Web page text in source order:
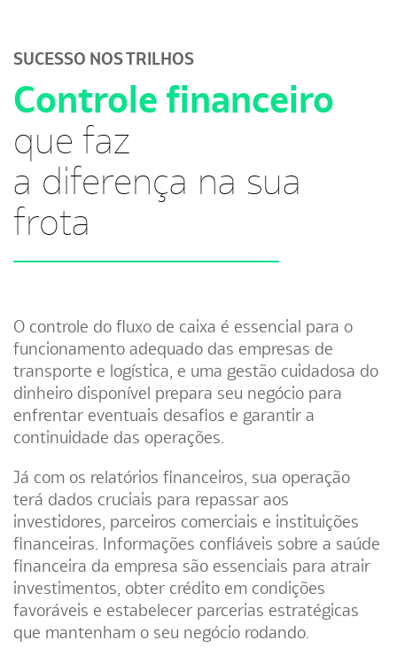
SUCESSO NOS TRILHOS
Controle financeiro
que faz
a diferença na sua
frota
O controle do fluxo de caixa é essencial para o
funcionamento adequado das empresas de
transporte e logística, e uma gestão cuidadosa do
dinheiro disponível prepara seu negócio para
enfrentar eventuais desafios e garantir a
continuidade das operações.
Já com os relatórios financeiros, sua operação
terá dados cruciais para repassar aos
investidores, parceiros comerciais e instituições
financeiras. Informações confiáveis sobre a saúde
financeira da empresa são essenciais para atrair
investimentos, obter crédito em condições
favoráveis e estabelecer parcerias estratégicas
que mantenham o seu negócio rodando.